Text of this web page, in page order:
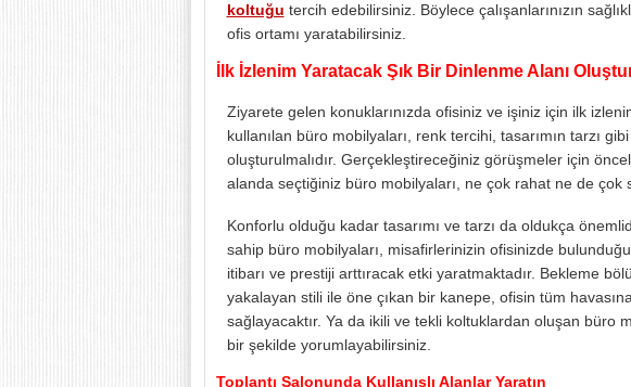
koltuğu tercih edebilirsiniz. Böylece çalışanlarınızın
ofis ortamı yaratabilirsiniz.
İlk İzlenim Yaratacak Şık Bir Dinlenme Alanı
Ziyarete gelen konuklarınızda ofisiniz ve işiniz için ilk
kullanılan büro mobilyaları, renk tercihi, tasarımın tarzı
oluşturulmalıdır. Gerçekleştireceğiniz görüşmeler için
alanda seçtiğiniz büro mobilyaları, ne çok rahat ne de çok
Konforlu olduğu kadar tasarımı ve tarzı da oldukça
sahip büro mobilyaları, misafirlerinizin ofisinizde
itibarı ve prestiji arttıracak etki yaratmaktadır. Bekleme
yakalayan stili ile öne çıkan bir kanepe, ofisin tüm
sağlayacaktır. Ya da ikili ve tekli koltuklardan oluşan büro
bir şekilde yorumlayabilirsiniz.
Toplantı Salonunda Kullanışlı Alanlar Yaratın